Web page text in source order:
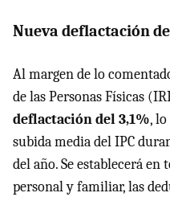
Nueva deflactación
Al margen de lo
de las Personas Físicas
deflactación del 3,1%,
subida media del IPC
del año. Se establecerá
personal y familiar, las